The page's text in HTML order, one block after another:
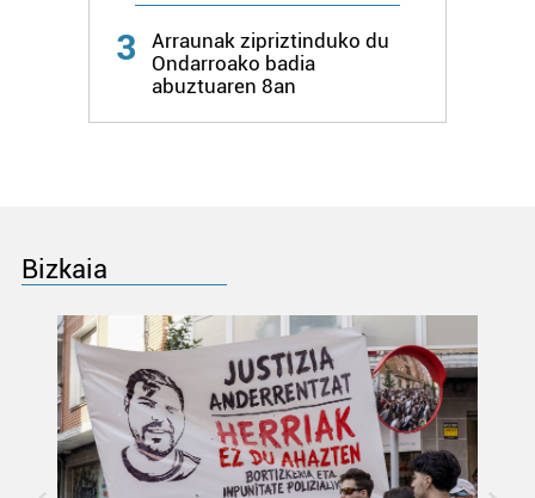
3
Arraunak zipriztinduko du
Ondarroako badia
abuztuaren 8an
Bizkaia